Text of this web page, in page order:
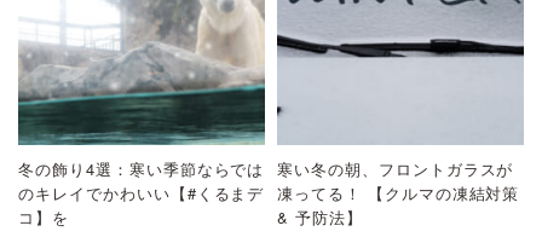
冬の飾り4選：寒い季節ならでは
のキレイでかわいい【#くるまデ
コ】を
寒い冬の朝、フロントガラスが
凍ってる！ 【クルマの凍結対策
& 予防法】